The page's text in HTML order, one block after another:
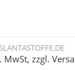
zzgl.